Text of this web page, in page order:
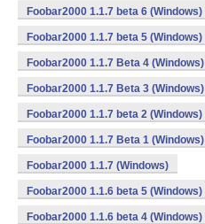
Foobar2000 1.1.7 beta 6 (Windows)
Foobar2000 1.1.7 beta 5 (Windows)
Foobar2000 1.1.7 Beta 4 (Windows)
Foobar2000 1.1.7 Beta 3 (Windows)
Foobar2000 1.1.7 beta 2 (Windows)
Foobar2000 1.1.7 Beta 1 (Windows)
Foobar2000 1.1.7 (Windows)
Foobar2000 1.1.6 beta 5 (Windows)
Foobar2000 1.1.6 beta 4 (Windows)